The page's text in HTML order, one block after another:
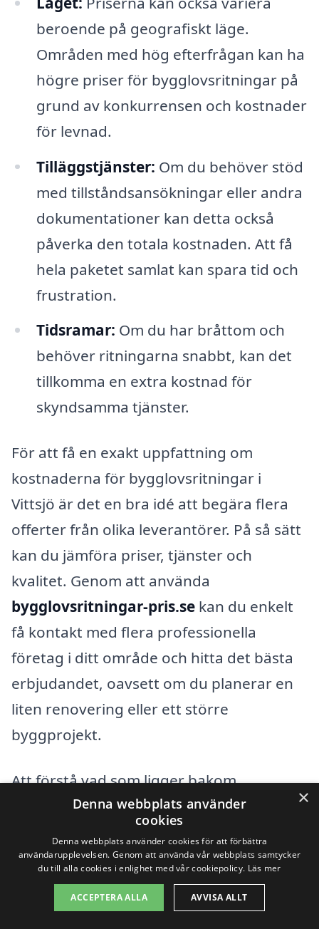
beroende på geografiskt läge.
Områden med hög efterfrågan kan ha
högre priser för bygglovsritningar på
grund av konkurrensen och kostnader
för levnad.
Tilläggstjänster: Om du behöver stöd
med tillståndsansökningar eller andra
dokumentationer kan detta också
påverka den totala kostnaden. Att få
hela paketet samlat kan spara tid och
frustration.
Tidsramar: Om du har bråttom och
behöver ritningarna snabbt, kan det
tillkomma en extra kostnad för
skyndsamma tjänster.
För att få en exakt uppfattning om
kostnaderna för bygglovsritningar i
Vittsjö är det en bra idé att begära flera
offerter från olika leverantörer. På så sätt
kan du jämföra priser, tjänster och
kvalitet. Genom att använda
bygglovsritningar-pris.se kan du enkelt
få kontakt med flera professionella
företag i ditt område och hitta det bästa
erbjudandet, oavsett om du planerar en
liten renovering eller ett större
byggprojekt.
Att förstå vad som ligger bakom
prissättningen på bygglovsritningar kan
hjälpa dig att budgetera effektivt och välja
den rätta partnern för ditt byggprojekt.
Oavsett dina specifika behov är det viktigt
att investera tid och ansträngning i att
×
Denna webbplats använder
cookies
Denna webbplats använder cookies för att förbättra
användarupplevelsen. Genom att använda vår webbplats samtycker
du till alla cookies i enlighet med vår cookiepolicy. Läs mer
ACCEPTERA ALLA AVVISA ALLT